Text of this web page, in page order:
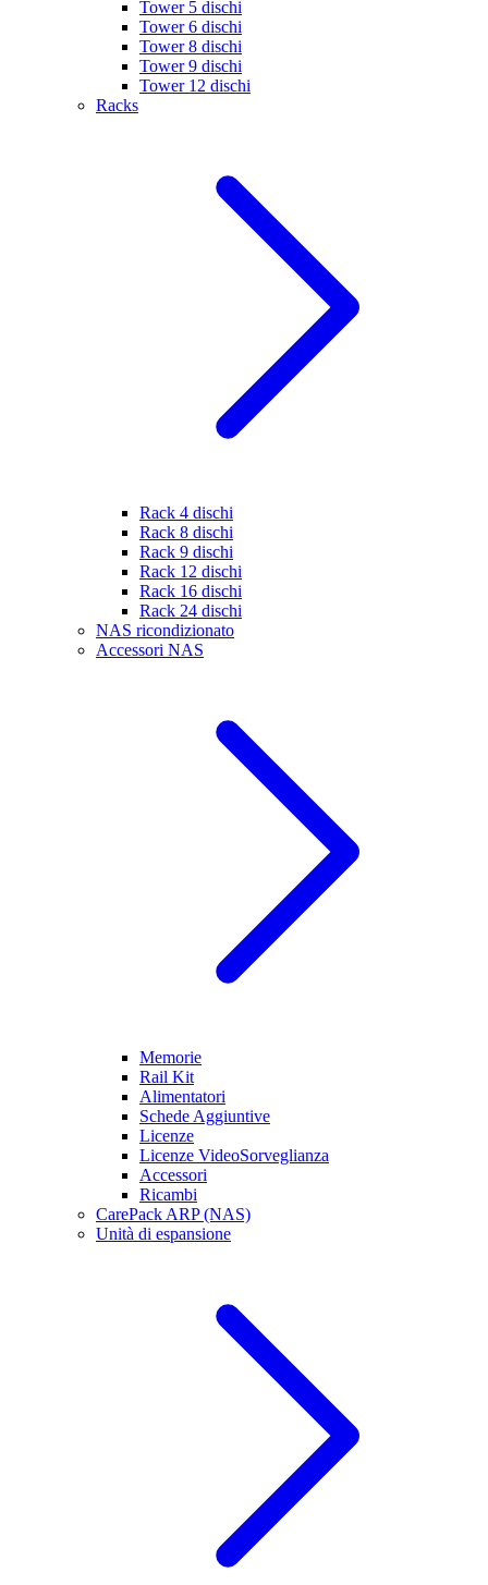
Tower 5 dischi
Tower 6 dischi
Tower 8 dischi
Tower 9 dischi
Tower 12 dischi
Racks
Rack 4 dischi
Rack 8 dischi
Rack 9 dischi
Rack 12 dischi
Rack 16 dischi
Rack 24 dischi
NAS ricondizionato
Accessori NAS
Memorie
Rail Kit
Alimentatori
Schede Aggiuntive
Licenze
Licenze VideoSorveglianza
Accessori
Ricambi
CarePack ARP (NAS)
Unità di espansione